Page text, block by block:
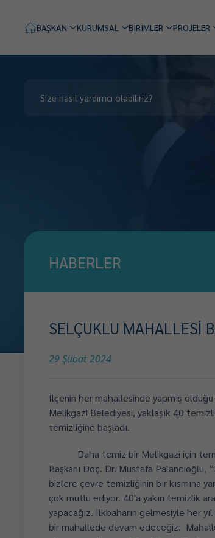
BAŞKAN KURUMSAL BİRİMLER PROJELER
HABERLER
SELÇUKLU MAHALLESİ
29 Şubat 2024
İlçenin her mahallesinde yapmış olduğu
Melikgazi Belediyesi, yaklaşık 40
temizliğine başladı.
Daha temiz bir Melikgazi için
Başkanı Doç. Dr. Mustafa Palancıoğlu,
bizlere çevre temizliğinin bır kısmına
çok mutlu ediyor. 40'a yakın temizlik
yapacağız. İlkbaharın gelmesiyle her
bir mahallede devam edeceğiz.